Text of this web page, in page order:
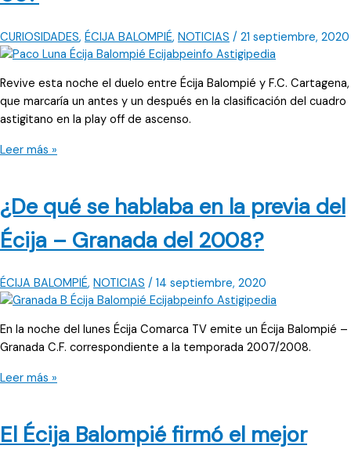
la
cuarta
era
una
guerra
cuartel
CURIOSIDADES, ÉCIJA BALOMPIÉ, NOTICIAS / 21 septiembre, 2020
Revive esta noche el duelo entre Écija Balompié y F.C. Cartagena,
que marcaría un antes y un después en la clasificación del cuadro
astigitano en la play off de ascenso.
¿Qué
alrededor
del
Écija
Cartagena
de
temporada
2007-
Leer más »
¿De qué se hablaba en la previa del
Écija – Granada del 2008?
ÉCIJA BALOMPIÉ, NOTICIAS / 14 septiembre, 2020
En la noche del lunes Écija Comarca TV emite un Écija Balompié –
Granada C.F. correspondiente a la temporada 2007/2008.
¿De
hablaba
Leer más »
El Écija Balompié firmó el mejor